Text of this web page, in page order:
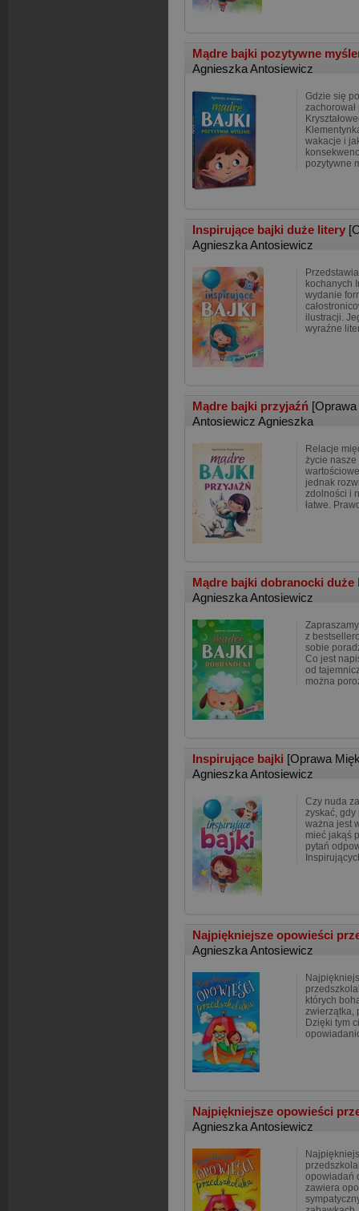
Mądre bajki pozytywne
Agnieszka Antosiewicz
Gdzie się
wakacje i
pozytywne
Inspirujące bajki duże litery
Agnieszka Antosiewicz
kochanych
wydanie
ilustracji.
wyraźne
Mądre bajki przyjaźń
Antosiewicz Agnieszka
Relacje
życie
jednak
zdolności i
łatwe.
Mądre bajki dobranocki
Agnieszka Antosiewicz
z
sobie
Co jest
od
można
Inspirujące bajki [Oprawa
Agnieszka Antosiewicz
Czy nuda
zyskać, gdy
ważna jest
mieć jakąś
pytań
Najpiękniejsze opowieści
Agnieszka Antosiewicz
których
zwierzątka,
Dzięki tym
Najpiękniejsze opowieści
Agnieszka Antosiewicz
opowiadań
zawiera